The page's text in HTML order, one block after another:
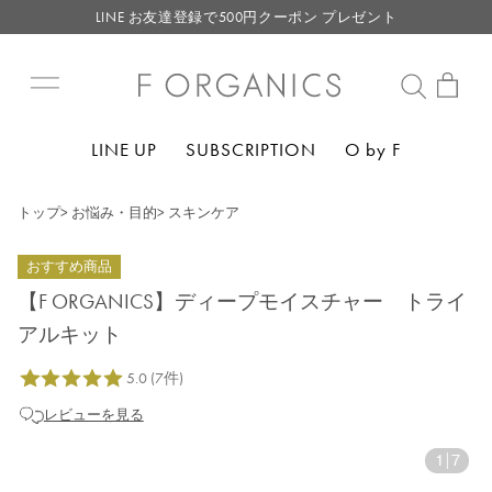
LINE お友達登録で500円クーポン プレゼント
【重要】お盆期間中のお問い合わせと商品配送に関しまして
LINE お友達登録で500円クーポン プレゼント
LINE UP SUBSCRIPTION O by F
トップ> お悩み・目的> スキンケア
おすすめ商品
【F ORGANICS】ディープモイスチャー トライ
アルキット
レビューを見る
1 7